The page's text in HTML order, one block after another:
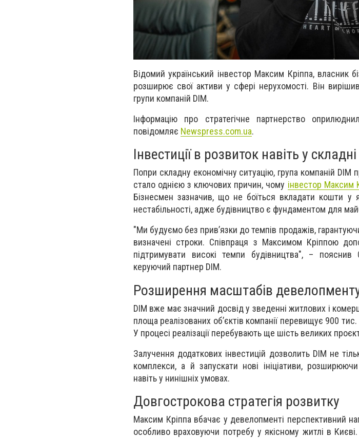
Відомий український інвестор Максим Кріппа, власник
розширює свої активи у сфері нерухомості. Він
групи компаній DIM.
Інформацію про стратегічне партнерство
повідомляє Newspress.com.ua.
Інвестиції в розвиток навіть у
Попри складну економічну ситуацію, група компаній DIM
стало однією з ключових причин, чому інвестор Максим
Бізнесмен зазначив, що не боїться вкладати кошти у
нестабільності, адже будівництво є фундаментом для
"Ми будуємо без прив’язки до темпів продажів,
визначені строки. Співпраця з Максимом Кріппою
підтримувати високі темпи будівництва", – пояснив
керуючий партнер DIM.
Розширення масштабів
DIM вже має значний досвід у зведенні житлових і
площа реалізованих об’єктів компанії перевищує 900
У процесі реалізації перебувають ще шість великих
Залучення додаткових інвестицій дозволить DIM не
комплекси, а й запускати нові ініціативи,
навіть у нинішніх умовах.
Довгострокова стратегія розвитку
Максим Кріппа вбачає у девелопменті перспективний
особливо враховуючи потребу у якісному житлі в